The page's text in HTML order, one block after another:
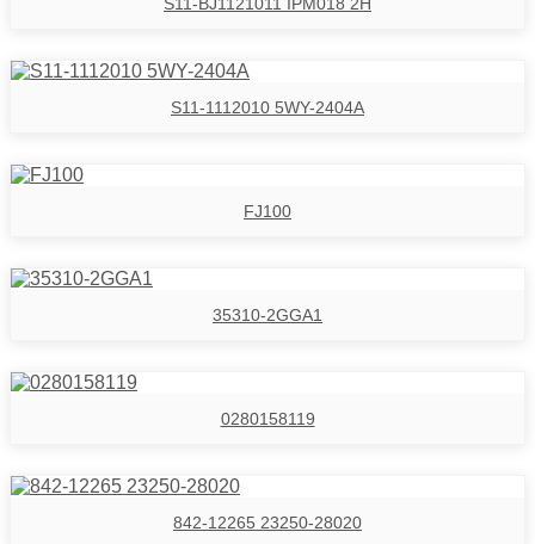
S11-BJ1121011 IPM018 2H
S11-1112010 5WY-2404A
FJ100
35310-2GGA1
0280158119
842-12265 23250-28020